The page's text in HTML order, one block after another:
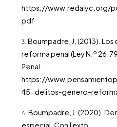
https://www.redalyc.org/
pdf
Boumpadre, J. (2013).
reforma penal (Ley N.º
Penal.
https://
45-delitos-genero-
Boumpadre, J. (2020).
especial. ConTexto.